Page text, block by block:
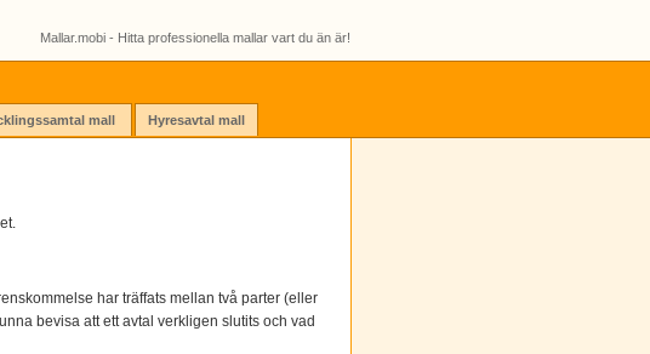
Mallar.mobi - Hitta professionella mallar vart du än är!
mall Hyresavtal mall
har träffats mellan två parter (eller
bevisa att ett avtal verkligen slutits och vad